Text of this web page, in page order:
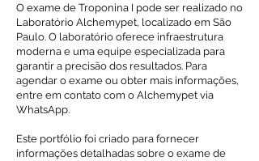
O exame de Troponina I pode ser realizado no
Laboratório Alchemypet, localizado em São
Paulo. O laboratório oferece infraestrutura
moderna e uma equipe especializada para
garantir a precisão dos resultados. Para
agendar o exame ou obter mais informações,
entre em contato com o Alchemypet via
WhatsApp.
Este portfólio foi criado para fornecer
informações detalhadas sobre o exame de